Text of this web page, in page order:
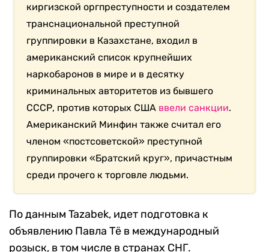
киргизской оргпреступности и создателем
транснациональной преступной
группировки в Казахстане, входил в
американский список крупнейших
наркобаронов в мире и в десятку
криминальных авторитетов из бывшего
СССР, против которых США ввели санкции.
Американский Минфин также считал его
членом «постсоветской» преступной
группировки «Братский круг», причастным
среди прочего к торговле людьми.
По данным Tazabek, идет подготовка к
объявлению Павла Тё в международный
розыск, в том числе в странах СНГ.